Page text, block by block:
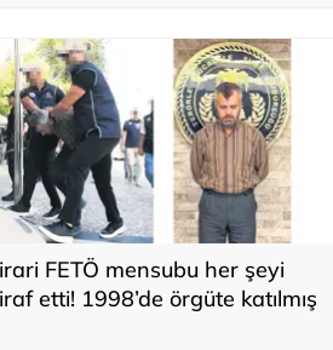
FETÖ mensubu her şeyi
etti! 1998’de örgüte katılmış